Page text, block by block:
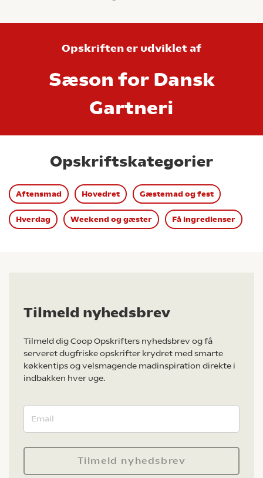
Opskriften er udviklet af
Sæson for Dansk
Gartneri
Opskriftskategorier
Aftensmad Hovedret Gæstemad og fest
Hverdag Weekend og gæster Få ingredienser
Tilmeld nyhedsbrev
Tilmeld dig Coop Opskrifters nyhedsbrev og få
serveret dugfriske opskrifter krydret med smarte
køkkentips og velsmagende madinspiration direkte i
indbakken hver uge.
Tilmeld nyhedsbrev